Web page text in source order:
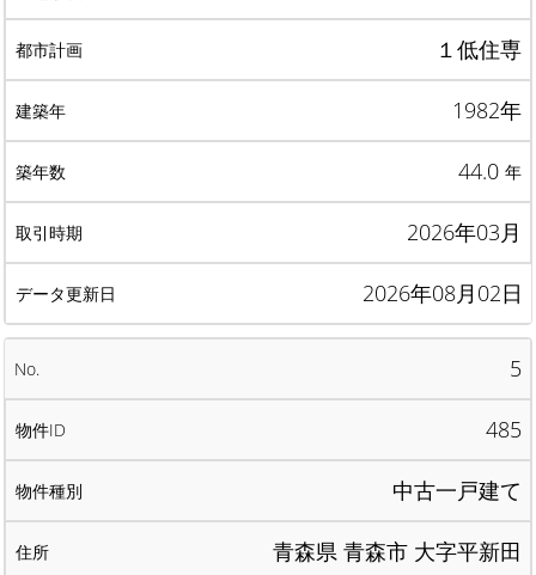
１低住専
1982年
44.0 年
2026年03月
2026年08月02日
5
485
中古一戸建て
青森県 青森市 大字平新田